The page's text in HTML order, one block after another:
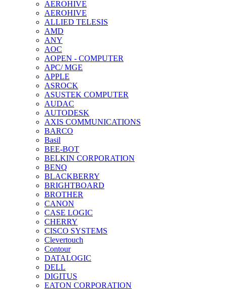
AEROHIVE
AEROHIVE
ALLIED TELESIS
AMD
ANY
AOC
AOPEN - COMPUTER
APC/ MGE
APPLE
ASROCK
ASUSTEK COMPUTER
AUDAC
AUTODESK
AXIS COMMUNICATIONS
BARCO
Basil
BEE-BOT
BELKIN CORPORATION
BENQ
BLACKBERRY
BRIGHTBOARD
BROTHER
CANON
CASE LOGIC
CHERRY
CISCO SYSTEMS
Clevertouch
Contour
DATALOGIC
DELL
DIGITUS
EATON CORPORATION